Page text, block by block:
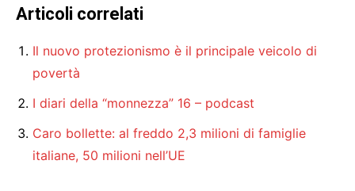
Articoli correlati
Il nuovo protezionismo è il principale veicolo di
povertà
I diari della “monnezza” 16 – podcast
Caro bollette: al freddo 2,3 milioni di famiglie
italiane, 50 milioni nell’UE